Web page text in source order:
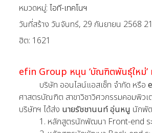
หมวดหมู่: ไอที-เทคโนฯ
วันที่สร้าง วันจันทร์, 29 กันยายน 2568
ฮิต: 1621
efin Group หนุน ‘บัณฑิตพันธุ์ใหม่’
บริษัท ออนไลน์แอสเซ็ท จำกัด หรือ
ศาสตรบัณฑิต สาขาวิชาวิศวกรรมคอมพิวเ
บริษัทฯ ได้ส่ง นายรัชชานนท์ อุ่นหนู นักพั
1. หลักสูตรนักพัฒนา Front-end ระ